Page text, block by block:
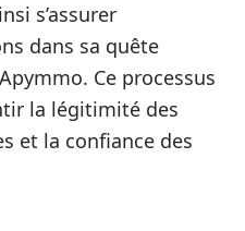
s’assurer
dans sa quête
Ce processus
la légitimité des
et la confiance des